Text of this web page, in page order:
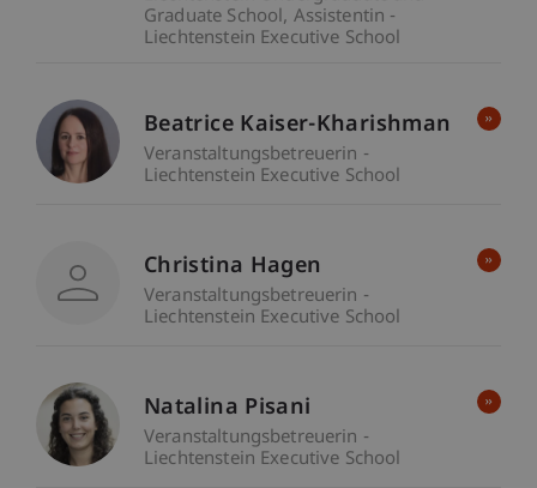
Graduate School Assistentin -
Liechtenstein Executive School
Beatrice Kaiser-Kharishman
Veranstaltungsbetreuerin -
Liechtenstein Executive School
Christina Hagen
Veranstaltungsbetreuerin -
Liechtenstein Executive School
Natalina Pisani
Veranstaltungsbetreuerin -
Liechtenstein Executive School